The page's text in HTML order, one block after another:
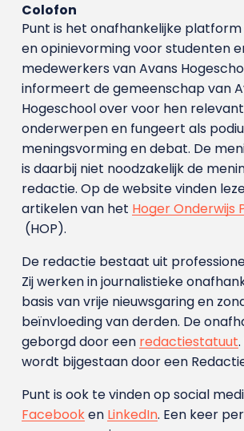
Colofon
Punt is het onafhankelijke platform
en opinievorming voor studenten
medewerkers van Avans
informeert de gemeenschap van
Hogeschool over voor hen
onderwerpen en fungeert als
meningsvorming en debat. De
is daarbij niet noodzakelijk de
redactie. Op de website vinden
artikelen van het Hoger Onderwijs
(HOP).
De redactie bestaat uit
Zij werken in journalistieke
basis van vrije nieuwsgaring en
beïnvloeding van derden. De
geborgd door een redactiestatuut
wordt bijgestaan door een
Punt is ook te vinden op social
Facebooken LinkedIn. Een keer